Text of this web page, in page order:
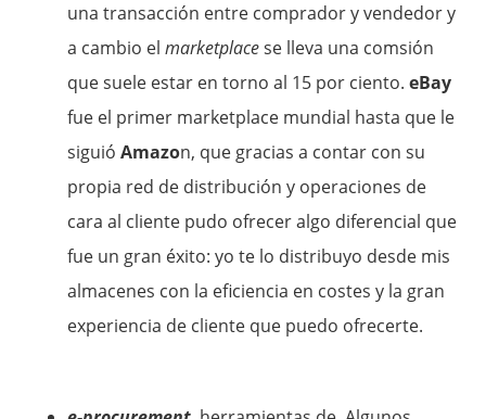
una transacción entre comprador y vendedor y
a cambio elmarketplacese lleva una comsión
que suele estar en torno al 15 por ciento.eBay
fue el primer marketplace mundial hasta que le
siguióAmazon, que gracias a contar con su
propia red de distribución y operaciones de
cara al cliente pudo ofrecer algo diferencial que
fue un gran éxito: yo te lo distribuyo desde mis
almacenes con la eficiencia en costes y la gran
experiencia de cliente que puedo ofrecerte.